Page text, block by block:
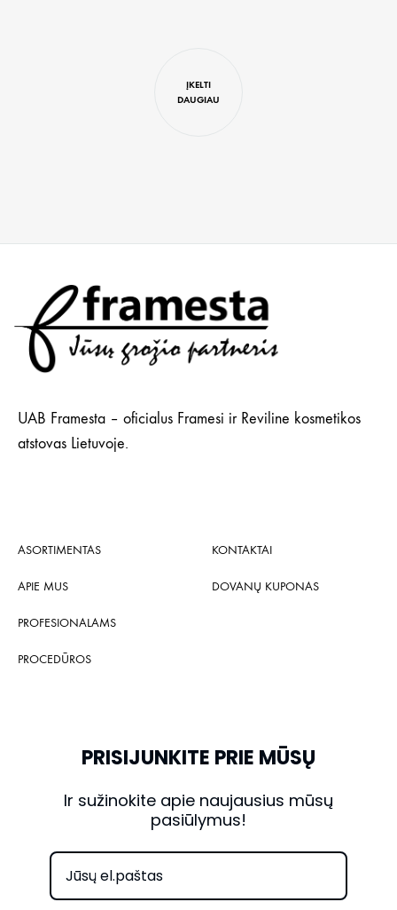
ĮKELTI
DAUGIAU
UAB Framesta – oficialus Framesi ir Reviline kosmetikos
atstovas Lietuvoje.
ASORTIMENTAS
APIE MUS
PROFESIONALAMS
PROCEDŪROS
KONTAKTAI
DOVANŲ KUPONAS
PRISIJUNKITE PRIE MŪSŲ
Ir sužinokite apie naujausius mūsų
pasiūlymus!